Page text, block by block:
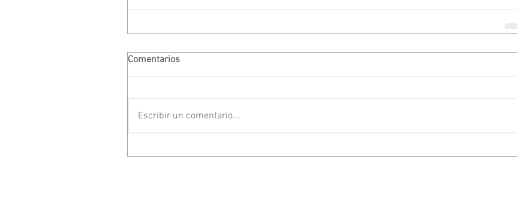
Comentarios
Escribir un comentario...